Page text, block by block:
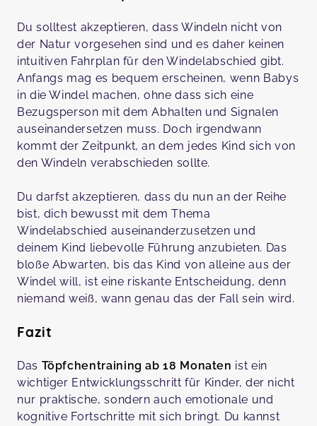
Du solltest akzeptieren, dass Windeln nicht von
der Natur vorgesehen sind und es daher keinen
intuitiven Fahrplan für den Windelabschied gibt.
Anfangs mag es bequem erscheinen, wenn Babys
in die Windel machen, ohne dass sich eine
Bezugsperson mit dem Abhalten und Signalen
auseinandersetzen muss. Doch irgendwann
kommt der Zeitpunkt, an dem jedes Kind sich von
den Windeln verabschieden sollte.
Du darfst akzeptieren, dass du nun an der Reihe
bist, dich bewusst mit dem Thema
Windelabschied auseinanderzusetzen und
deinem Kind liebevolle Führung anzubieten. Das
bloße Abwarten, bis das Kind von alleine aus der
Windel will, ist eine riskante Entscheidung, denn
niemand weiß, wann genau das der Fall sein wird.
Fazit
Das Töpfchentraining ab 18 Monaten ist ein
wichtiger Entwicklungsschritt für Kinder, der nicht
nur praktische, sondern auch emotionale und
kognitive Fortschritte mit sich bringt. Du kannst